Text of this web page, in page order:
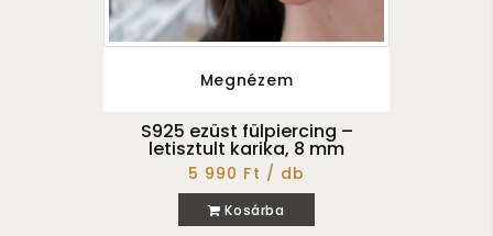
Megnézem
S925 ezüst fülpiercing –
letisztult karika, 8 mm
5 990 Ft / db
Kosárba